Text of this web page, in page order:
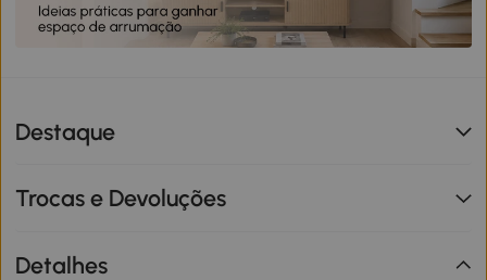
Destaque
Trocas e Devoluções
Detalhes